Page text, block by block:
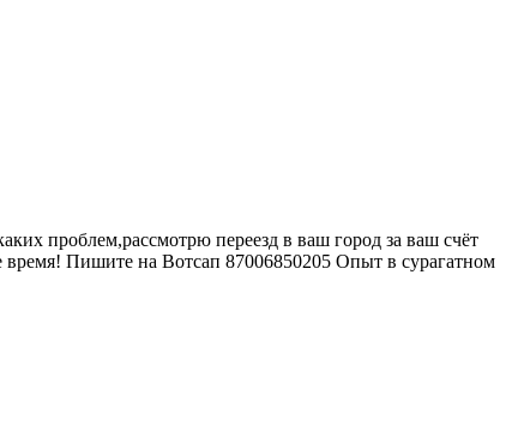
проблем,рассмотрю переезд в ваш город за ваш счёт
время! Пишите на Вотсап 87006850205 Опыт в сурагатном